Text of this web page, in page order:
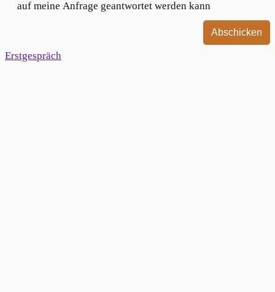
auf meine Anfrage geantwortet werden kann
Abschicken
Erstgespräch